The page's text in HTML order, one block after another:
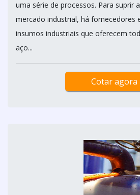
uma série de processos. Para suprir
mercado industrial, há fornecedores
insumos industriais que oferecem
aço...
Cotar agora